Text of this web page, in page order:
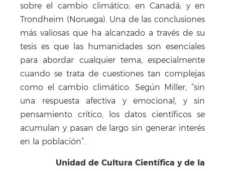
sobre el cambio climático; en Canadá; y en
Trondheim (Noruega). Una de las conclusiones
más valiosas que ha alcanzado a través de su
tesis es que las humanidades son esenciales
para abordar cualquier tema, especialmente
cuando se trata de cuestiones tan complejas
como el cambio climático. Según Miller, “sin
una respuesta afectiva y emocional, y sin
pensamiento crítico, los datos científicos se
acumulan y pasan de largo sin generar interés
en la población”.
Unidad de Cultura Científica y de la